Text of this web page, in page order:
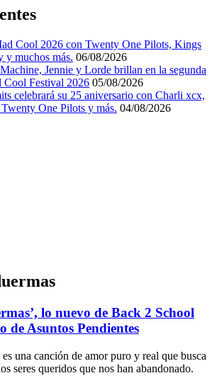
Cool 2026 con Twenty One Pilots, Kings
y muchos más. 06/08/2026
Jennie y Lorde brillan en la segunda
Cool Festival 2026 05/08/2026
celebrará su 25 aniversario con Charli xcx,
One Pilots y más. 04/08/2026
lo nuevo de Back 2 School
de Asuntos Pendientes
es una canción de amor puro y real que busca
seres queridos que nos han abandonado.